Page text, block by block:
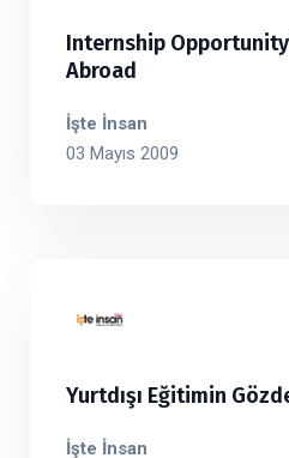
Internship
Abroad
İşte İnsan
03 Mayıs 2009
Yurtdışı Eğitimin
İşte İnsan